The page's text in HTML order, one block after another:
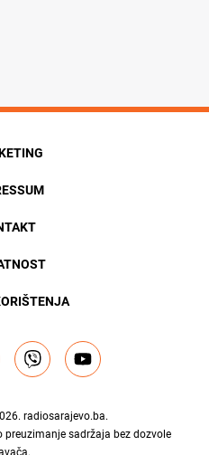
radiosarajevo.ba.
sadržaja bez dozvole